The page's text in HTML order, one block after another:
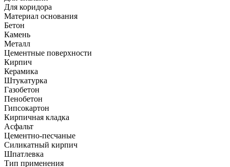
Для коридора
Материал основания
Бетон
Камень
Металл
Цементные поверхности
Кирпич
Керамика
Штукатурка
Газобетон
Пенобетон
Гипсокартон
Кирпичная кладка
Асфальт
Цементно-песчаные
Силикатный кирпич
Шпатлевка
Тип применения